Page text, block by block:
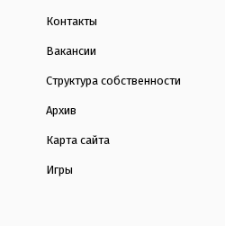
Контакты
Вакансии
Структура собственности
Архив
Карта сайта
Игры